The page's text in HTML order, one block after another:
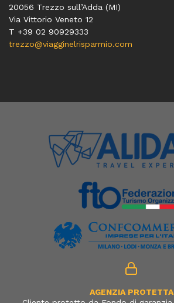
20056 Trezzo sull’Adda (MI)
Via Vittorio Veneto 12
T +39 02 90929333
trezzo@viagginelrisparmio.com
AGENZIA PROTETTA